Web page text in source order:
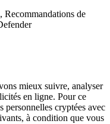
de
mieux suivre, analyser
en ligne. Pour ce
personnelles cryptées avec
à condition que vous